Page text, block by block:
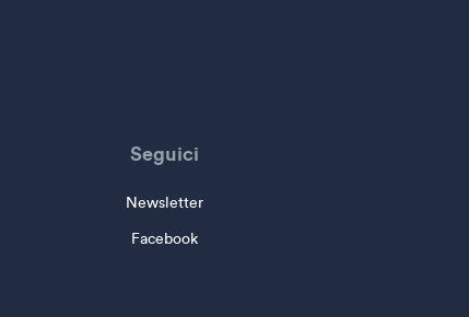
Seguici
Newsletter
Facebook